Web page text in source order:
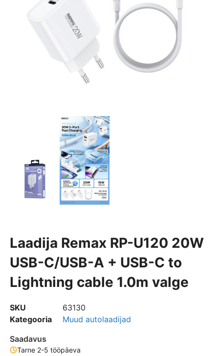
Laadija Remax RP-U120 20W
USB-C/USB-A + USB-C to
Lightning cable 1.0m valge
SKU
63130
Kategooria
Muud autolaadijad
Saadavus
Tarne 2-5 tööpäeva